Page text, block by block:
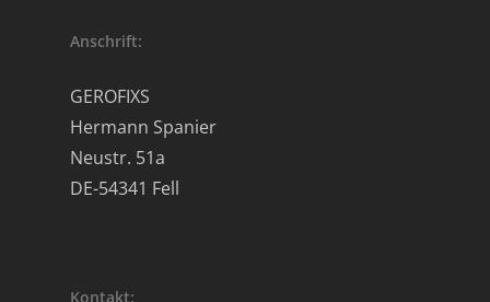
Anschrift:
GEROFIXS
Hermann Spanier
Neustr. 51a
DE-54341 Fell
Kontakt: